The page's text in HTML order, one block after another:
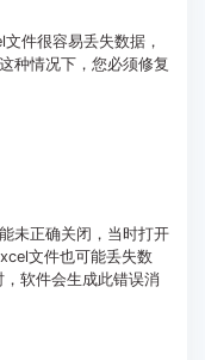
件很容易丢失数据，
种情况下，您必须修复
未正确关闭，当时打开
文件也可能丢失数
软件会生成此错误消